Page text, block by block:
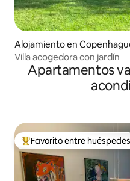
Alojamiento en
Villa acogedora con jardín
Apartamentos
Favorito entre huéspedes
Favorito entre huéspedes